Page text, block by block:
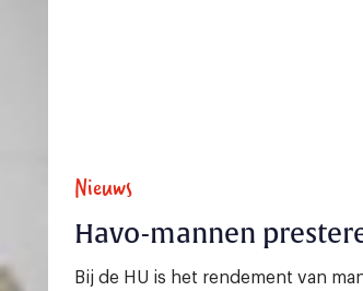
Nieuws
Havo-mannen
Bij de HU is het rendement van